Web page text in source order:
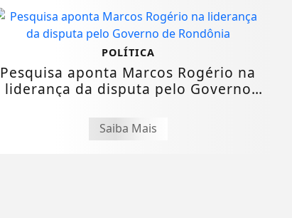
POLÍTICA
Pesquisa aponta Marcos Rogério na
liderança da disputa pelo Governo
Saiba Mais